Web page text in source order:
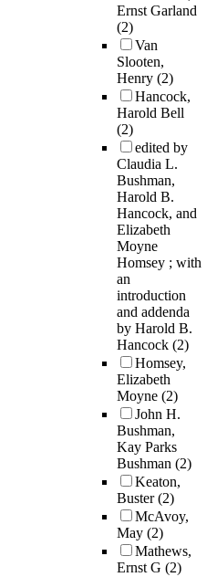
Ernst Garland
(2)
Van
Slooten,
Henry (2)
Hancock,
Harold Bell
(2)
edited by
Claudia L.
Bushman,
Harold B.
Hancock, and
Elizabeth
Moyne
Homsey ; with
an
introduction
and addenda
by Harold B.
Hancock (2)
Homsey,
Elizabeth
Moyne (2)
John H.
Bushman,
Kay Parks
Bushman (2)
Keaton,
Buster(2)
McAvoy,
May (2)
Mathews,
Ernst G (2)